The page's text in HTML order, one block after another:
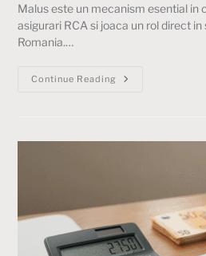
Malus este un mecanism esential in
asigurari RCA si joaca un rol direct
Romania.…
Continue Reading